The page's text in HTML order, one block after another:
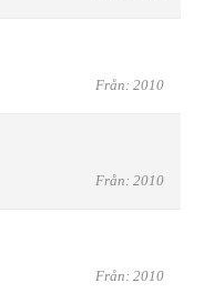
Från: 2010
Från: 2010
Från: 2010